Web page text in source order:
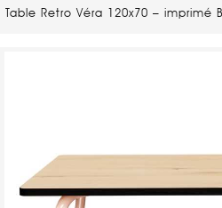
Table Retro Véra 120x70 – imprimé